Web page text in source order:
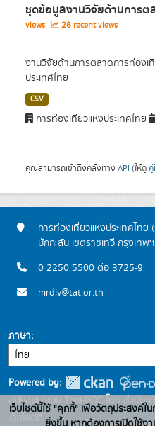
ชุดข้อมูลงานวิจัยด้านการต
views
26 recent views
งานวิจัยด้านการตลาดการท่องเ
ประเทศไทย
CSV
การท่องเที่ยวแห่งประเทศไทย
คุณสามารถเข้าถึงคลังทาง API (ให้ดู
การท่องเที่ยวแห่งประเทศไท
มักกะสัน เขตราชเทวี กรุงเท
0 2250 5500 ต่อ 3725-9
mrdiv@tat.or.th
ภาษา
Powered by:
สนับสนุนระบบ Thai-GDC โดย สำนัก
เว็บไซต์ที่
เว็บไซต์นี้ใช้ "คุกกี้" เพื่อวัตถุประสงค์